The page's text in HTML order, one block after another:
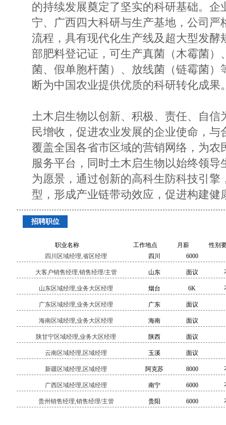
的持续发展奠定了坚实的科研基础。企
宁、广西四大科研与生产基地，公司严
流程，具有现代化生产线及超大型发酵
部肥料登记证，可生产真菌（木霉菌）
菌、假单胞杆菌）、放线菌（链霉菌）
断为中国农业提供优质的科研转化成果
土木启生物以创新、积极、责任、自信
民增收，促进农业发展的企业使命，
覆盖全国各省市区域的营销网络，为农
服务平台，同时土木启生物以始终领
为愿景，通过创新的高科生防科技引擎
型，形成产业链带动效应，促进构建健
招聘职位
职业名称 工作地点 月薪
性别
四川区域经理,省区经理
四川 6000
大客户销售经理,销售经理/主管 山东 面议
山东区域经理,业务大区经理 烟台 6K
广东区域经理,业务大区经理 广东 面议
海南区域经理,业务大区经理 海南 面议
陕甘宁区域经理,业务大区经理 陕西 面议
云南区域经理,区域经理 玉溪 面议
新疆区域经理,区域经理 阿克苏 8000
广西区域经理,区域经理 南宁 6000
贵州销售经理,销售经理/主管 贵阳 6000